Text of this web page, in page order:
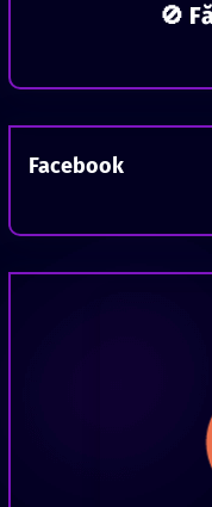
🚫
Facebook